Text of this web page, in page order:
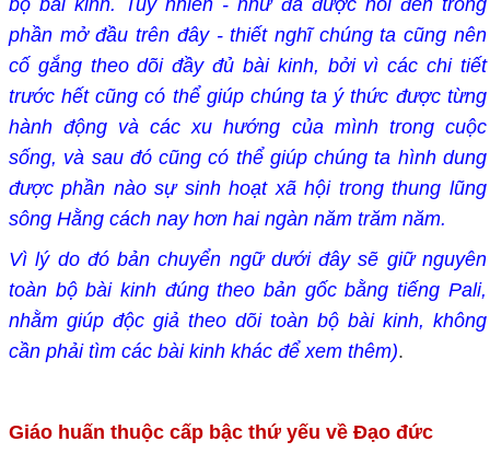
bộ bài kinh. Tuy nhiên - như đã được nói đến trong
phần mở đầu trên đây - thiết nghĩ chúng ta cũng nên
cố gắng theo dõi đầy đủ bài kinh, bởi vì các chi tiết
trước hết cũng có thể giúp chúng ta ý thức được từng
hành động và các xu hướng của mình trong cuộc
sống, và sau đó cũng có thể giúp chúng ta hình dung
được phần nào sự sinh hoạt xã hội trong thung lũng
sông Hằng cách nay hơn hai ngàn năm trăm năm.
Vì lý do đó bản chuyển ngữ dưới đây sẽ giữ nguyên
toàn bộ bài kinh đúng theo bản gốc bằng tiếng Pali,
nhằm giúp độc giả theo dõi toàn bộ bài kinh, không
cần phải tìm các bài kinh khác để xem thêm).
Giáo huấn thuộc cấp bậc thứ yếu về Đạo đức